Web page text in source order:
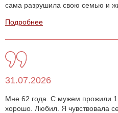
сама разрушила свою семью и
Подробнее
31.07.2026
Мне 62 года. С мужем прожили
хорошо. Любил. Я чувствовала